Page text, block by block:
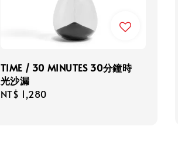
TIME / 30 MINUTES 30分鐘時
光沙漏
Regular
NT$ 1,280